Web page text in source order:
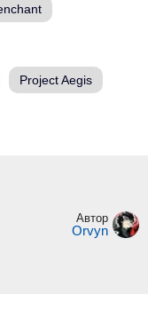
Project Aegis
Автор
Orvyn